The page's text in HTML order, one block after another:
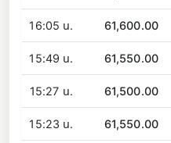
16:05 น. 61,600.00
15:49 น. 61,550.00
15:27 น. 61,500.00
15:23 น. 61,550.00